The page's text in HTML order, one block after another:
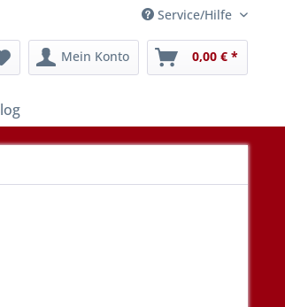
Service/Hilfe
Mein Konto 0,00 € *